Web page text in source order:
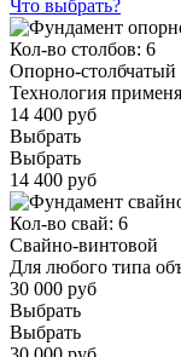
Что выбрать?
Кол-во столбов: 6
Опорно-столбчатый
Технология
14 400 руб
Выбрать
Выбрать
14 400 руб
Кол-во свай: 6
Свайно-винтовой
Для любого типа
30 000 руб
Выбрать
Выбрать